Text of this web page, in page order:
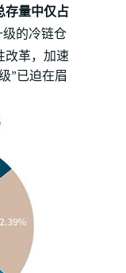
存量中仅占
的冷链仓
改革，加速
”已迫在眉